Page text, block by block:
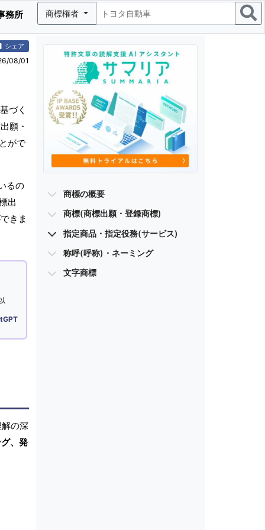
務所 商標権者
シェア
08/01
づく
願・
がで
るの
出
きま
の深
、発
商標の概要
商標(商標出願・登録商標)
指定商品・指定役務(サービス)
称呼(呼称)・ネーミング
文字商標